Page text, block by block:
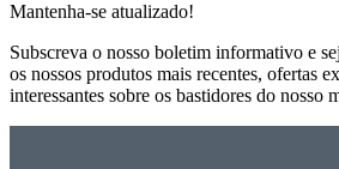
Mantenha-se atualizado!
Subscreva o nosso boletim informativo e
os nossos produtos mais recentes, ofertas
interessantes sobre os bastidores do nosso